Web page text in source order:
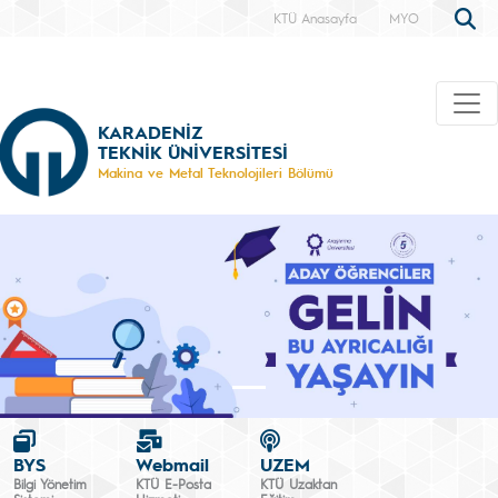
KTÜ Anasayfa MYO
KARADENİZ
TEKNİK ÜNİVERSİTESİ
Makina ve Metal Teknolojileri Bölümü
BYS
Bilgi Yönetim
Webmail
KTÜ E-Posta
UZEM
KTÜ Uzaktan